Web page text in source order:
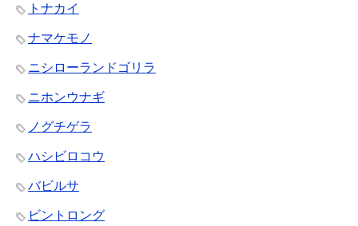
トナカイ
ナマケモノ
ニシローランドゴリラ
ニホンウナギ
ノグチゲラ
ハシビロコウ
バビルサ
ビントロング